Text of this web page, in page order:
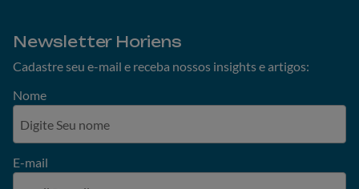
Newsletter Horiens
Cadastre seu e-mail e receba nossos insights e artigos:
Nome
E-mail